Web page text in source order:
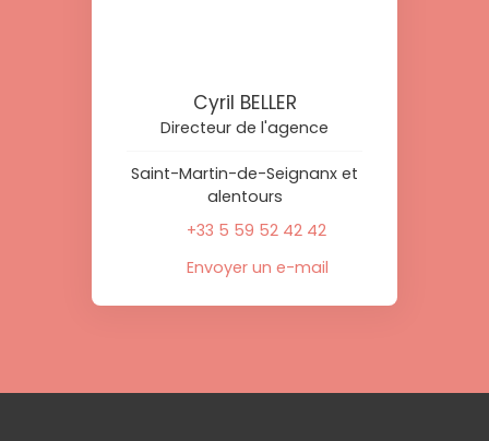
Cyril BELLER
Directeur de l'agence
Saint-Martin-de-Seignanx et
alentours
+33 5 59 52 42 42
Envoyer un e-mail